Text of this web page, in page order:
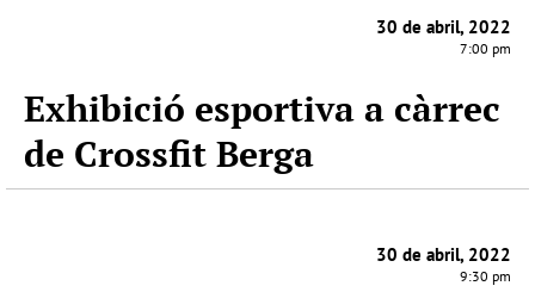
30 de abril, 2022
7:00 pm
Exhibició esportiva a càrrec
de Crossfit Berga
30 de abril, 2022
9:30 pm